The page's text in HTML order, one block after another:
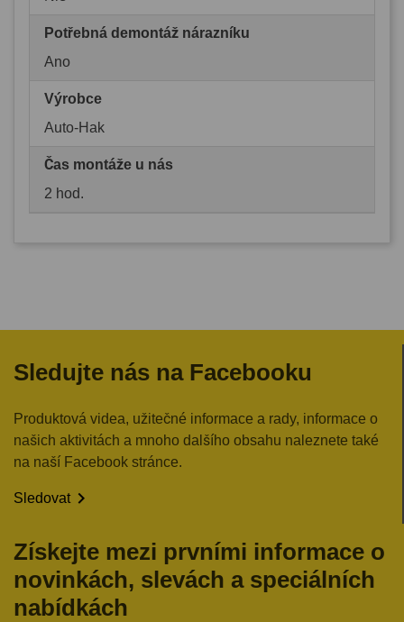
Potřebná demontáž nárazníku
Ano
Výrobce
Auto-Hak
Čas montáže u nás
2 hod.
Sledujte nás na Facebooku
Produktová videa, užitečné informace a rady, informace o
našich aktivitách a mnoho dalšího obsahu naleznete také
na naší Facebook stránce.
Sledovat
Získejte mezi prvními informace o
novinkách, slevách a speciálních
nabídkách